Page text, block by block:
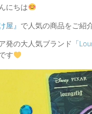
にちは
屋』 で人気の商品をご紹
発の大人気ブランド 「
す